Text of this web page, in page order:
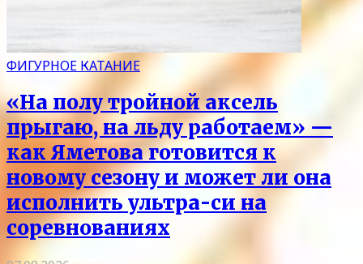
ФИГУРНОЕ КАТАНИЕ
«На полу тройной аксель
прыгаю, на льду работаем» —
как Яметова готовится к
новому сезону и может ли она
исполнить ультра-си на
соревнованиях